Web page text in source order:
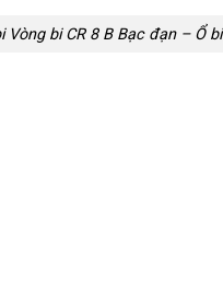
Vòng bi CR 8 B Bạc đạn – Ổ bi